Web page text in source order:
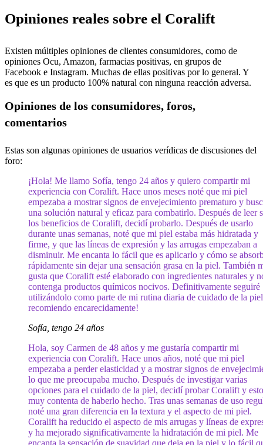
Opiniones reales sobre el Coralift
Existen múltiples opiniones de clientes consumidores, como de
opiniones Ocu, Amazon, farmacias positivas, en grupos de
Facebook e Instagram. Muchas de ellas positivas por lo general. Y
es que es un producto 100% natural con ninguna reacción adversa.
Opiniones de los consumidores, foros,
comentarios
Estas son algunas opiniones de usuarios verídicas de discusiones del
foro:
¡Hola! Me llamo Sofía, tengo 24 años y quiero compartir mi
experiencia con Coralift. Hace unos meses noté que mi piel
empezaba a mostrar signos de envejecimiento prematuro y
una solución natural y eficaz para combatirlo. Después de leer
los beneficios de Coralift, decidí probarlo. Después de usarlo
durante unas semanas, noté que mi piel estaba más hidratada y
firme, y que las líneas de expresión y las arrugas empezaban a
disminuir. Me encanta lo fácil que es aplicarlo y cómo se
rápidamente sin dejar una sensación grasa en la piel. También
gusta que Coralift esté elaborado con ingredientes naturales y
contenga productos químicos nocivos. Definitivamente seguiré
utilizándolo como parte de mi rutina diaria de cuidado de la
recomiendo encarecidamente!
Sofía, tengo 24 años
Hola, soy Carmen de 48 años y me gustaría compartir mi
experiencia con Coralift. Hace unos años, noté que mi piel
empezaba a perder elasticidad y a mostrar signos de
lo que me preocupaba mucho. Después de investigar varias
opciones para el cuidado de la piel, decidí probar Coralift y
muy contenta de haberlo hecho. Tras unas semanas de uso
noté una gran diferencia en la textura y el aspecto de mi piel.
Coralift ha reducido el aspecto de mis arrugas y líneas de
y ha mejorado significativamente la hidratación de mi piel. Me
encanta la sensación de suavidad que deja en la piel y lo fácil